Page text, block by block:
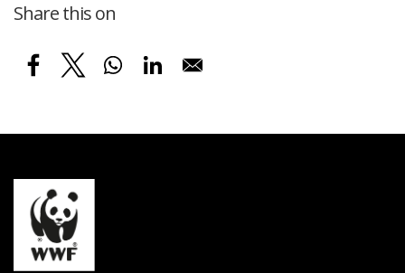
Share this on